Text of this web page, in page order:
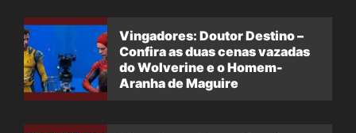
Vingadores: Doutor Destino –
Confira as duas cenas vazadas
do Wolverine e o Homem-
Aranha de Maguire